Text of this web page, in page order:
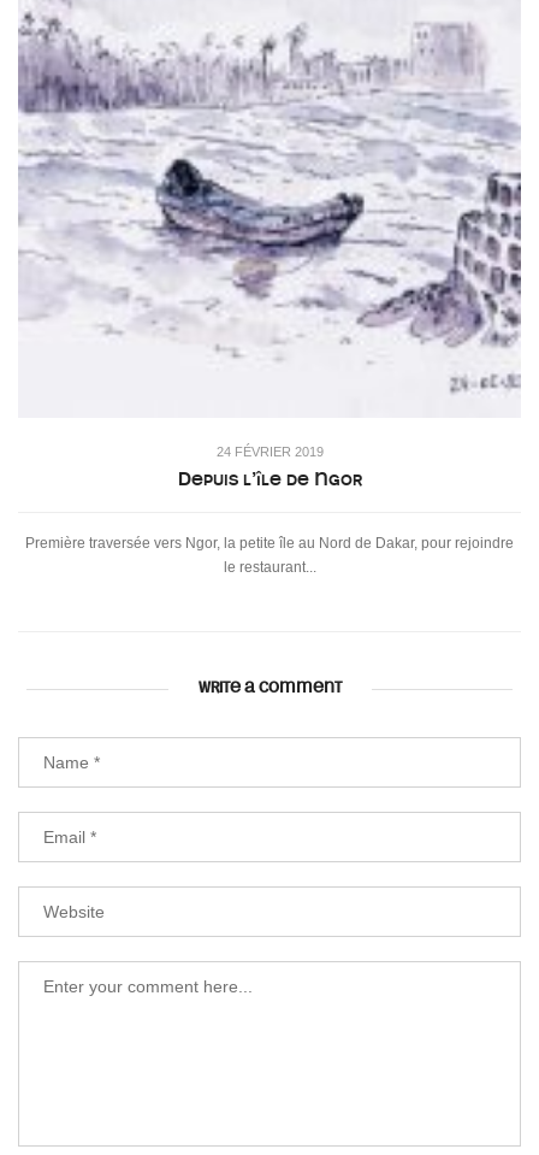
24 FÉVRIER 2019
Depuis l’île de Ngor
Première traversée vers Ngor, la petite île au Nord de Dakar, pour rejoindre
le restaurant...
WRITE A COMMENT